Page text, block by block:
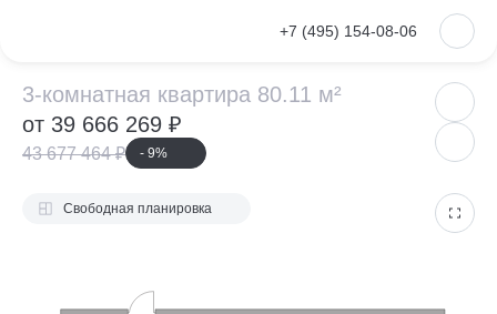
+7 (495) 154-08-06
3-комнатная
3-комнатная квартира 80.11 м²
от 39 666 269 ₽
43 677 464 ₽ - 9%
VKontakte
Свободная планировка